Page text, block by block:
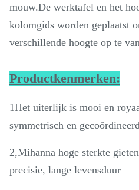
mouw.De werktafel en het
kolomgids worden geplaatst
verschillende hoogte op te
Productkenmerken:
1Het uiterlijk is mooi en
symmetrisch en
2,Mihanna hoge sterkte
precisie, lange levensduur